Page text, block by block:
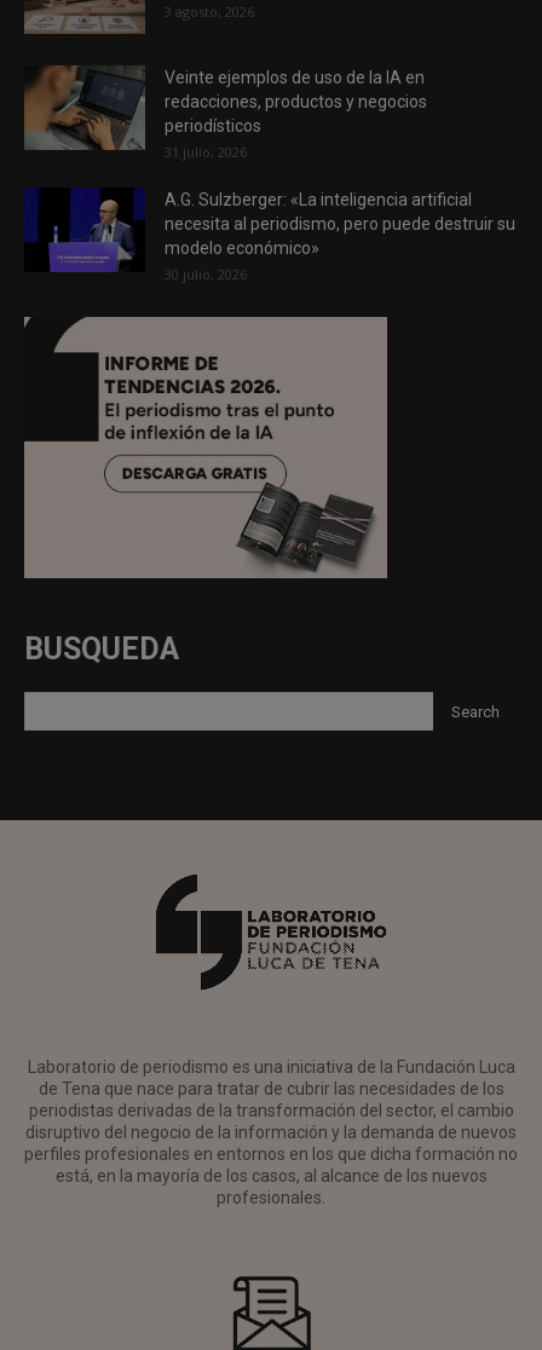
3 agosto, 2026
Veinte ejemplos de uso de la IA en
redacciones, productos y negocios
periodísticos
31 julio, 2026
A.G. Sulzberger: «La inteligencia artificial
necesita al periodismo, pero puede destruir su
modelo económico»
30 julio, 2026
BUSQUEDA
Laboratorio de periodismo es una iniciativa de la Fundación Luca
de Tena que nace para tratar de cubrir las necesidades de los
periodistas derivadas de la transformación del sector, el cambio
disruptivo del negocio de la información y la demanda de nuevos
perfiles profesionales en entornos en los que dicha formación no
está, en la mayoría de los casos, al alcance de los nuevos
profesionales.